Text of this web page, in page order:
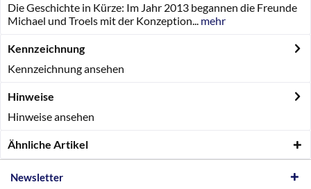
Die Geschichte in Kürze: Im Jahr 2013 begannen die Freunde
Michael und Troels mit der Konzeption... mehr
Kennzeichnung
Kennzeichnung ansehen
Hinweise
Hinweise ansehen
Ähnliche Artikel
Newsletter